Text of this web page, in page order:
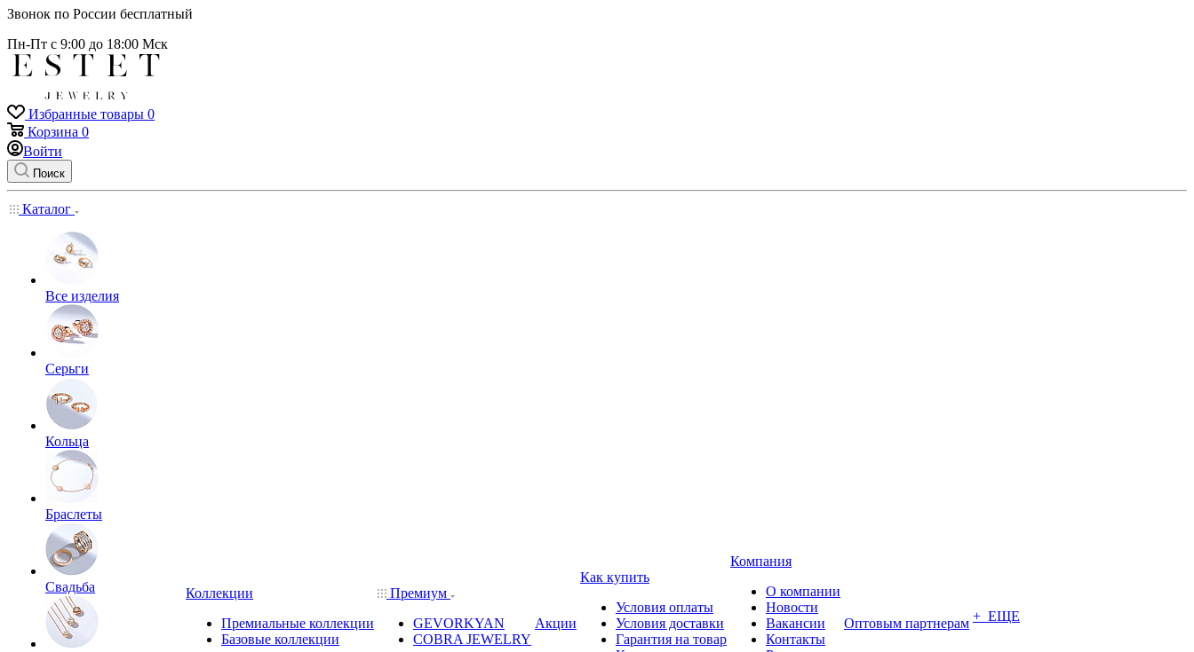
Звонок по России бесплатный
Пн-Пт с 9:00 до 18:00 Мск
Избранные товары 0
Корзина 0
Войти
Поиск
Каталог
Все изделия
Серьги
Кольца
Браслеты
Свадьба
Коллекции
Премиальные коллекции
Базовые коллекции
Премиум
GEVORKYAN
COBRA JEWELRY
Акции
Как купить
Условия оплаты
Условия доставки
Гарантия на товар
Компания
О компании
Новости
Вакансии
Контакты
Оптовым партнерам + ЕЩЕ